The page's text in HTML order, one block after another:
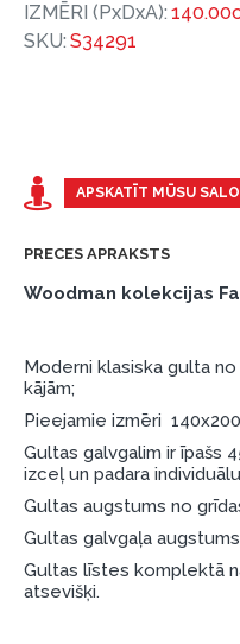
vajadzīgās preces
vēlāk.
Ar ESTO iegūstiet
priekšrocības bez
Piemērs: Preces
pirmā iemaksa: 0
salonu Dārzciema ielā 91,
ESTO LV AS
nepieciešams
eID mobile, ESTO
Luminor, SEB vai
Līguma nosacījumi:
Līzinga līgumu
kura ir norādīta
APSKATĪT MŪSU
PRECES APRAKSTS
Woodman kolekcijas
Moderni klasiska gulta
kājām;
Pieejamie izmēri
Gultas galvgalim ir īpašs
izceļ un padara
Gultas augstums no
Gultas galvgaļa
Gultas līstes komplektā
atsevišķi.
IZMĒRI (PxDxA):
SKU: S34291